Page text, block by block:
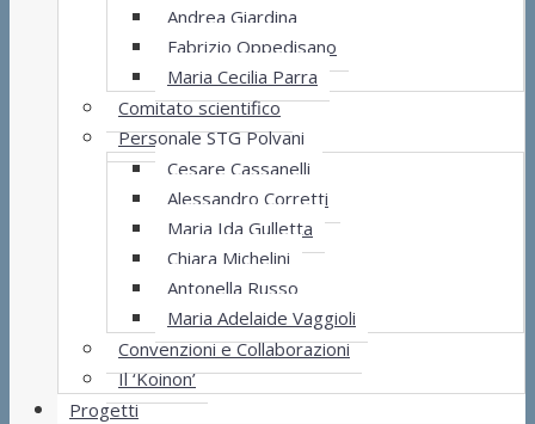
Andrea Giardina
Fabrizio Oppedisano
Maria Cecilia Parra
Comitato scientifico
Personale STG Polvani
Cesare Cassanelli
Alessandro Corretti
Maria Ida Gulletta
Chiara Michelini
Antonella Russo
Maria Adelaide Vaggioli
Convenzioni e Collaborazioni
Il ‘Koinon’
Progetti